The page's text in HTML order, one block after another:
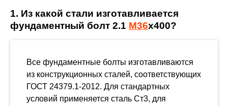
1. Из какой стали изготавливается
фундаментный болт 2.1 М36х400?
Все фундаментные болты изготавливаются
из конструкционных сталей, соответствующих
ГОСТ 24379.1-2012. Для стандартных
условий применяется сталь Ст3, для